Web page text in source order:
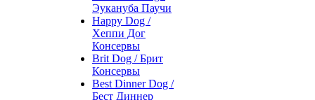
Эукануба Паучи
Happy Dog /
Хеппи Дог
Консервы
Brit Dog / Брит
Консервы
Best Dinner Dog /
Бест Диннер